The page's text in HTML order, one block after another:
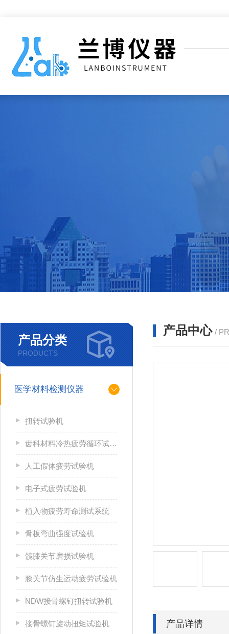
产品分类
PRODUCTS
医学材料检测仪器
扭转试验机
齿科材料冷热疲劳循环试验机
人工假体疲劳试验机
电子式疲劳试验机
植入物疲劳寿命测试系统
骨板弯曲强度试验机
髋膝关节磨损试验机
膝关节仿生运动疲劳试验机
NDW接骨螺钉扭转试验机
接骨螺钉旋动扭矩试验机
产品中心 /
产品详情